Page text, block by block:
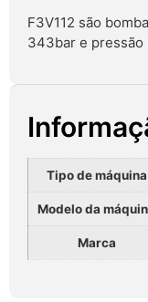
F3V112 são
343bar e pressão
Tipo de máquina
Modelo da
Marca